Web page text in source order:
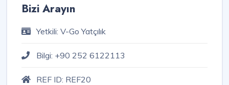
Bizi Arayın
Yetkili: V-Go Yatçılık
Bilgi: +90 252 6122113
REF ID: REF20